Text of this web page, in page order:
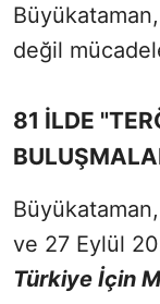
değil
81 İLDE
ve 27 Eylül
Türkiye İçin